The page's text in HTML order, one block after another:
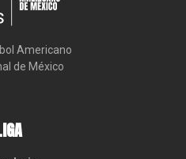
Americano
de México